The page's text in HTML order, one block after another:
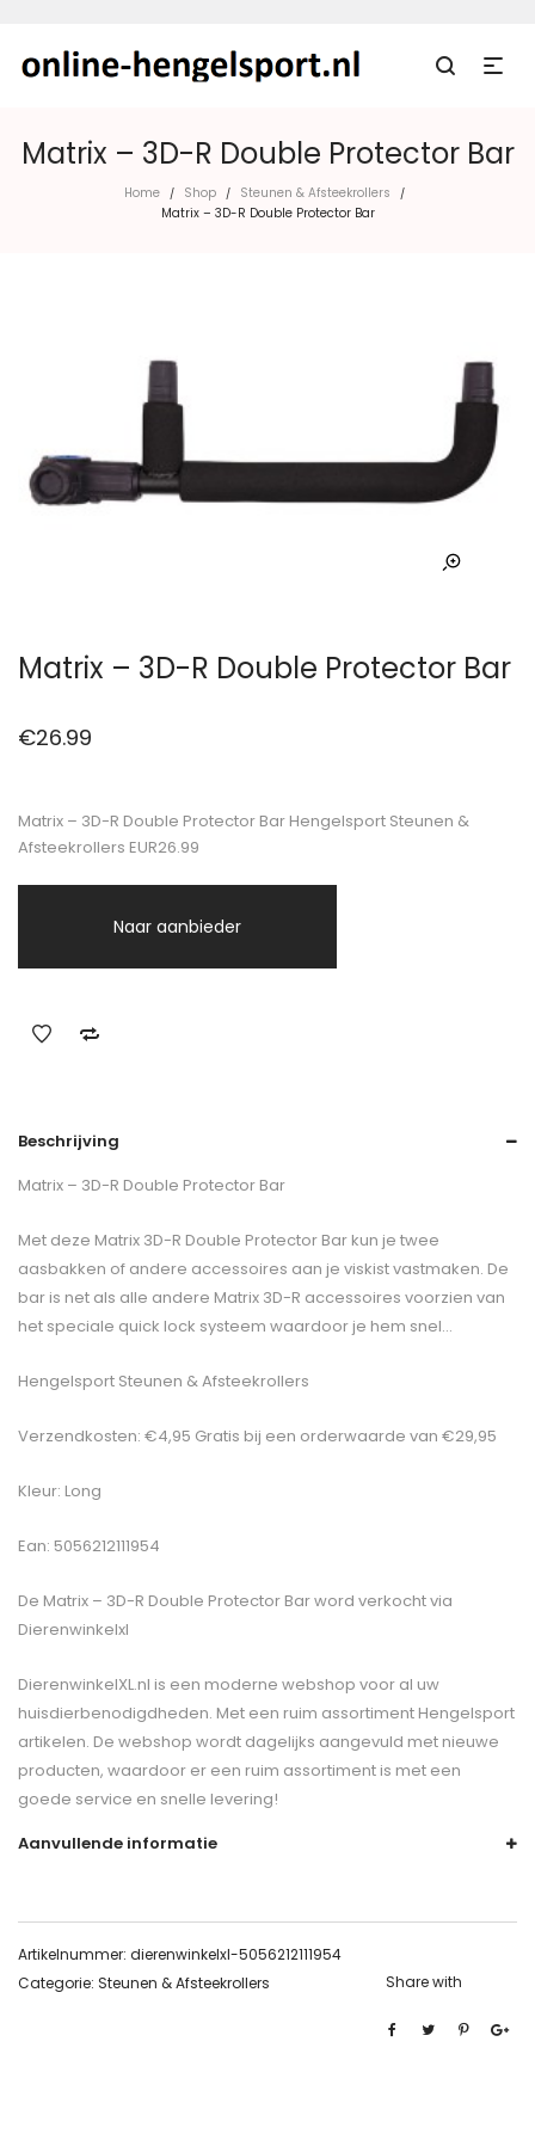
Matrix – 3D-R Double Protector Bar
Home / Shop / Steunen & Afsteekrollers /
Matrix – 3D-R Double Protector Bar
Matrix – 3D-R Double Protector Bar
€26.99
Matrix – 3D-R Double Protector Bar Hengelsport Steunen &
Afsteekrollers EUR26.99
Naar aanbieder
Beschrijving
Matrix – 3D-R Double Protector Bar
Met deze Matrix 3D-R Double Protector Bar kun je twee
aasbakken of andere accessoires aan je viskist vastmaken. De
bar is net als alle andere Matrix 3D-R accessoires voorzien van
het speciale quick lock systeem waardoor je hem snel…
Hengelsport Steunen & Afsteekrollers
Verzendkosten: €4,95 Gratis bij een orderwaarde van €29,95
Kleur: Long
Ean: 5056212111954
De Matrix – 3D-R Double Protector Barword verkocht via
Dierenwinkelxl
DierenwinkelXL.nl is een moderne webshop voor al uw
huisdierbenodigdheden. Met een ruim assortiment Hengelsport
artikelen. De webshop wordt dagelijks aangevuld met nieuwe
producten, waardoor er een ruim assortiment is met een
goede service en snelle levering!
Aanvullende informatie
Artikelnummer: dierenwinkelxl-5056212111954
Categorie: Steunen & Afsteekrollers Share with